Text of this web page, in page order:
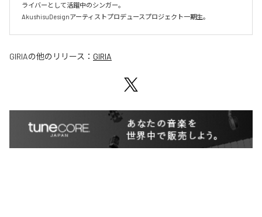
ライバーとして活躍中のシンガー。
AkushisuDesignアーティストプロデュースプロジェクト一期生。
GIRIAの他のリリース： GIRIA